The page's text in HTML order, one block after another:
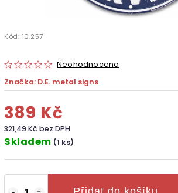
Kód: 10.257
Neohodnoceno
Značka: D.E. metal signs
389 Kč
321,49 Kč bez DPH
Skladem (1 ks)